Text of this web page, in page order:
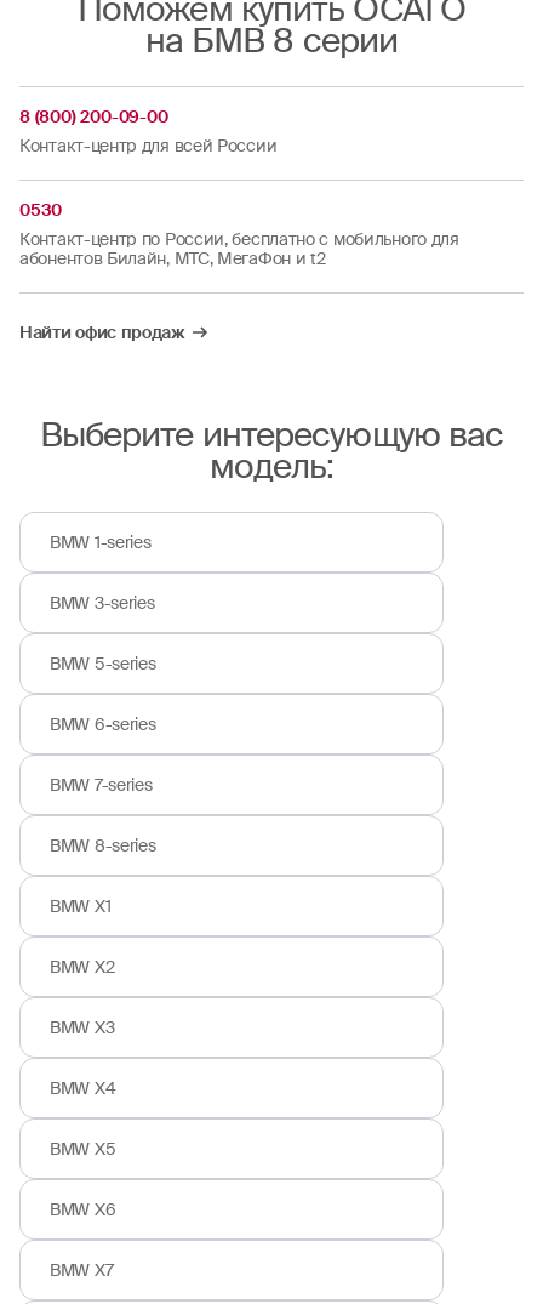
Поможем купить ОСАГО
на БМВ 8 серии
8 (800) 200-09-00
Контакт-центр для всей России
0530
Контакт-центр по России, бесплатно с мобильного для
абонентов Билайн, МТС, МегаФон и t2
Найти офис продаж
Выберите интересующую вас
модель:
BMW 1-series
BMW 3-series
BMW 5-series
BMW 6-series
BMW 7-series
BMW 8-series
BMW X1
BMW X2
BMW X3
BMW X4
BMW X5
BMW X6
BMW X7